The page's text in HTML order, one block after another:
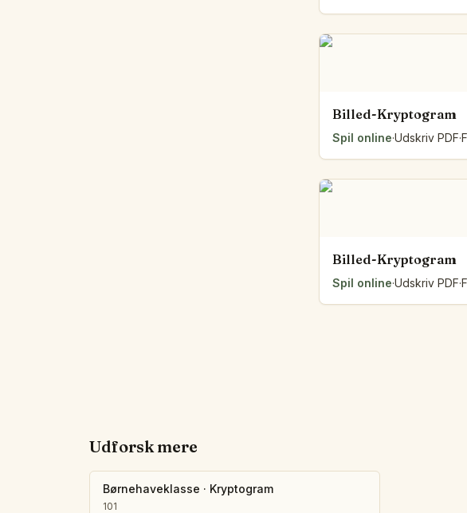
Billed-Kryptogram
Spil online·Udskriv PDF·
Billed-Kryptogram
Spil online·Udskriv PDF·
Udforsk mere
Børnehaveklasse · Kryptogram
101